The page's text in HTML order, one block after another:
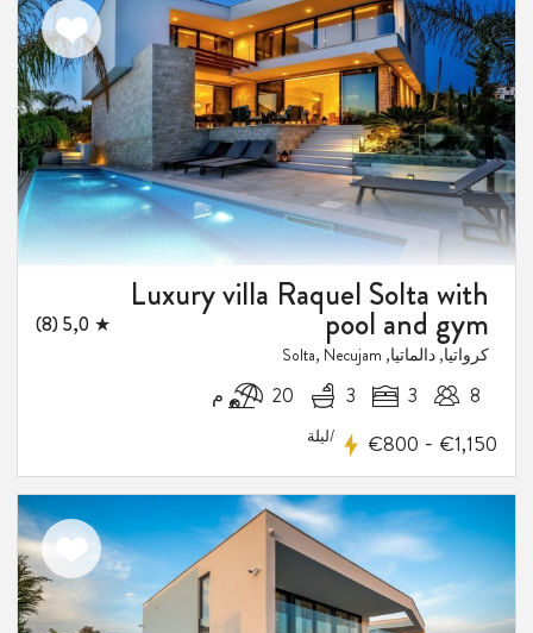
اضف
الى
المفضلة
Luxury villa Raquel Solta with
pool and gym
★ 5,0 (8)
كرواتيا, دالماتيا, Solta, Necujam
8
3
3 20 م
€800 - €1,150 /ليلة
اضف
الى
المفضلة